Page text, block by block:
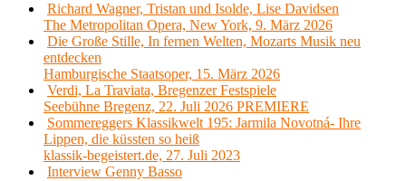
Richard Wagner, Tristan und Isolde, Lise Davidsen
The Metropolitan Opera, New York, 9. März 2026
Die Große Stille, In fernen Welten, Mozarts Musik neu
entdecken
Hamburgische Staatsoper, 15. März 2026
Verdi, La Traviata, Bregenzer Festspiele
Seebühne Bregenz, 22. Juli 2026 PREMIERE
Sommereggers Klassikwelt 195: Jarmila Novotná- Ihre
Lippen, die küssten so heiß
klassik-begeistert.de, 27. Juli 2023
Interview Genny Basso